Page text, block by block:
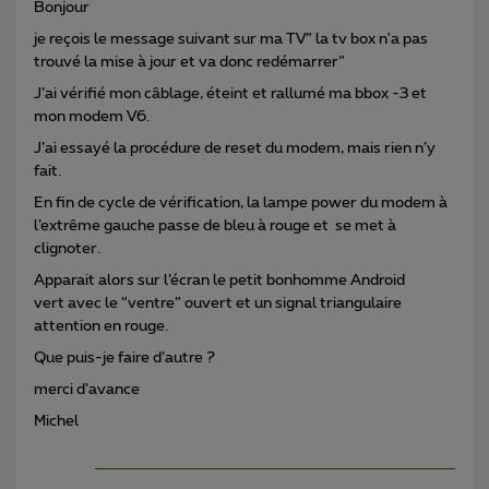
Bonjour
je reçois le message suivant sur ma TV” la tv box n'a pas
trouvé la mise à jour et va donc redémarrer”
J’ai vérifié mon câblage, éteint et rallumé ma bbox -3 et
mon modem V6.
J’ai essayé la procédure de reset du modem, mais rien n’y
fait.
En fin de cycle de vérification, la lampe power du modem à
l’extrême gauche passe de bleu à rouge et se met à
clignoter.
Apparait alors sur l’écran le petit bonhomme Android
vert avec le “ventre” ouvert et un signal triangulaire
attention en rouge.
Que puis-je faire d’autre ?
merci d’avance
Michel